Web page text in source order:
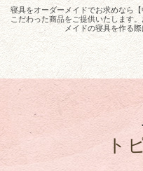
寝具をオーダーメイドでお求めなら
こだわった商品をご提供いたします
メイドの寝具を作る
ト